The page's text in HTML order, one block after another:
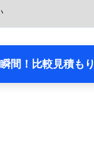
瞬間！比較見積もり